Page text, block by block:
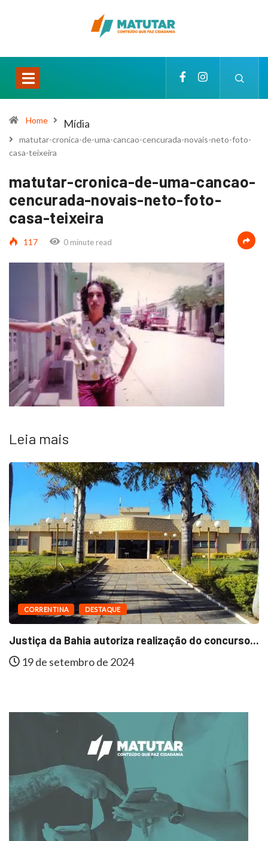
Home Mídia
matutar-cronica-de-uma-cancao-cencurada-novais-neto-foto-
casa-teixeira
matutar-cronica-de-uma-cancao-
cencurada-novais-neto-foto-
casa-teixeira
117 0 minute read
Leia mais
CORRENTINA DESTAQUE
Justiça da Bahia autoriza realização do concurso...
19 de setembro de 2024